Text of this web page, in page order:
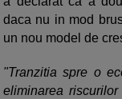
daca nu in mod
un nou model de
"Tranzitia spre o
eliminarea